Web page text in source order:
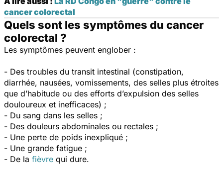
cancer colorectal
Quels sont les symptômes du cancer
colorectal ?
Les symptômes peuvent englober :
- Des troubles du transit intestinal (constipation,
diarrhée, nausées, vomissements, des selles plus étroites
que d’habitude ou des efforts d’expulsion des selles
douloureux et inefficaces) ;
- Du sang dans les selles ;
- Des douleurs abdominales ou rectales ;
- Une perte de poids inexpliqué ;
- Une grande fatigue ;
- De la fièvre qui dure.